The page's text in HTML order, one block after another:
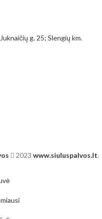
g. 25; Slengių km.
2023 www.siuluspalvos.lt.